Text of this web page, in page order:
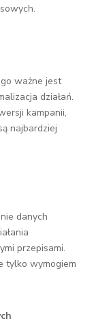
ważne jest
działań.
kampanii,
najbardziej
danych
przepisami.
tylko wymogiem